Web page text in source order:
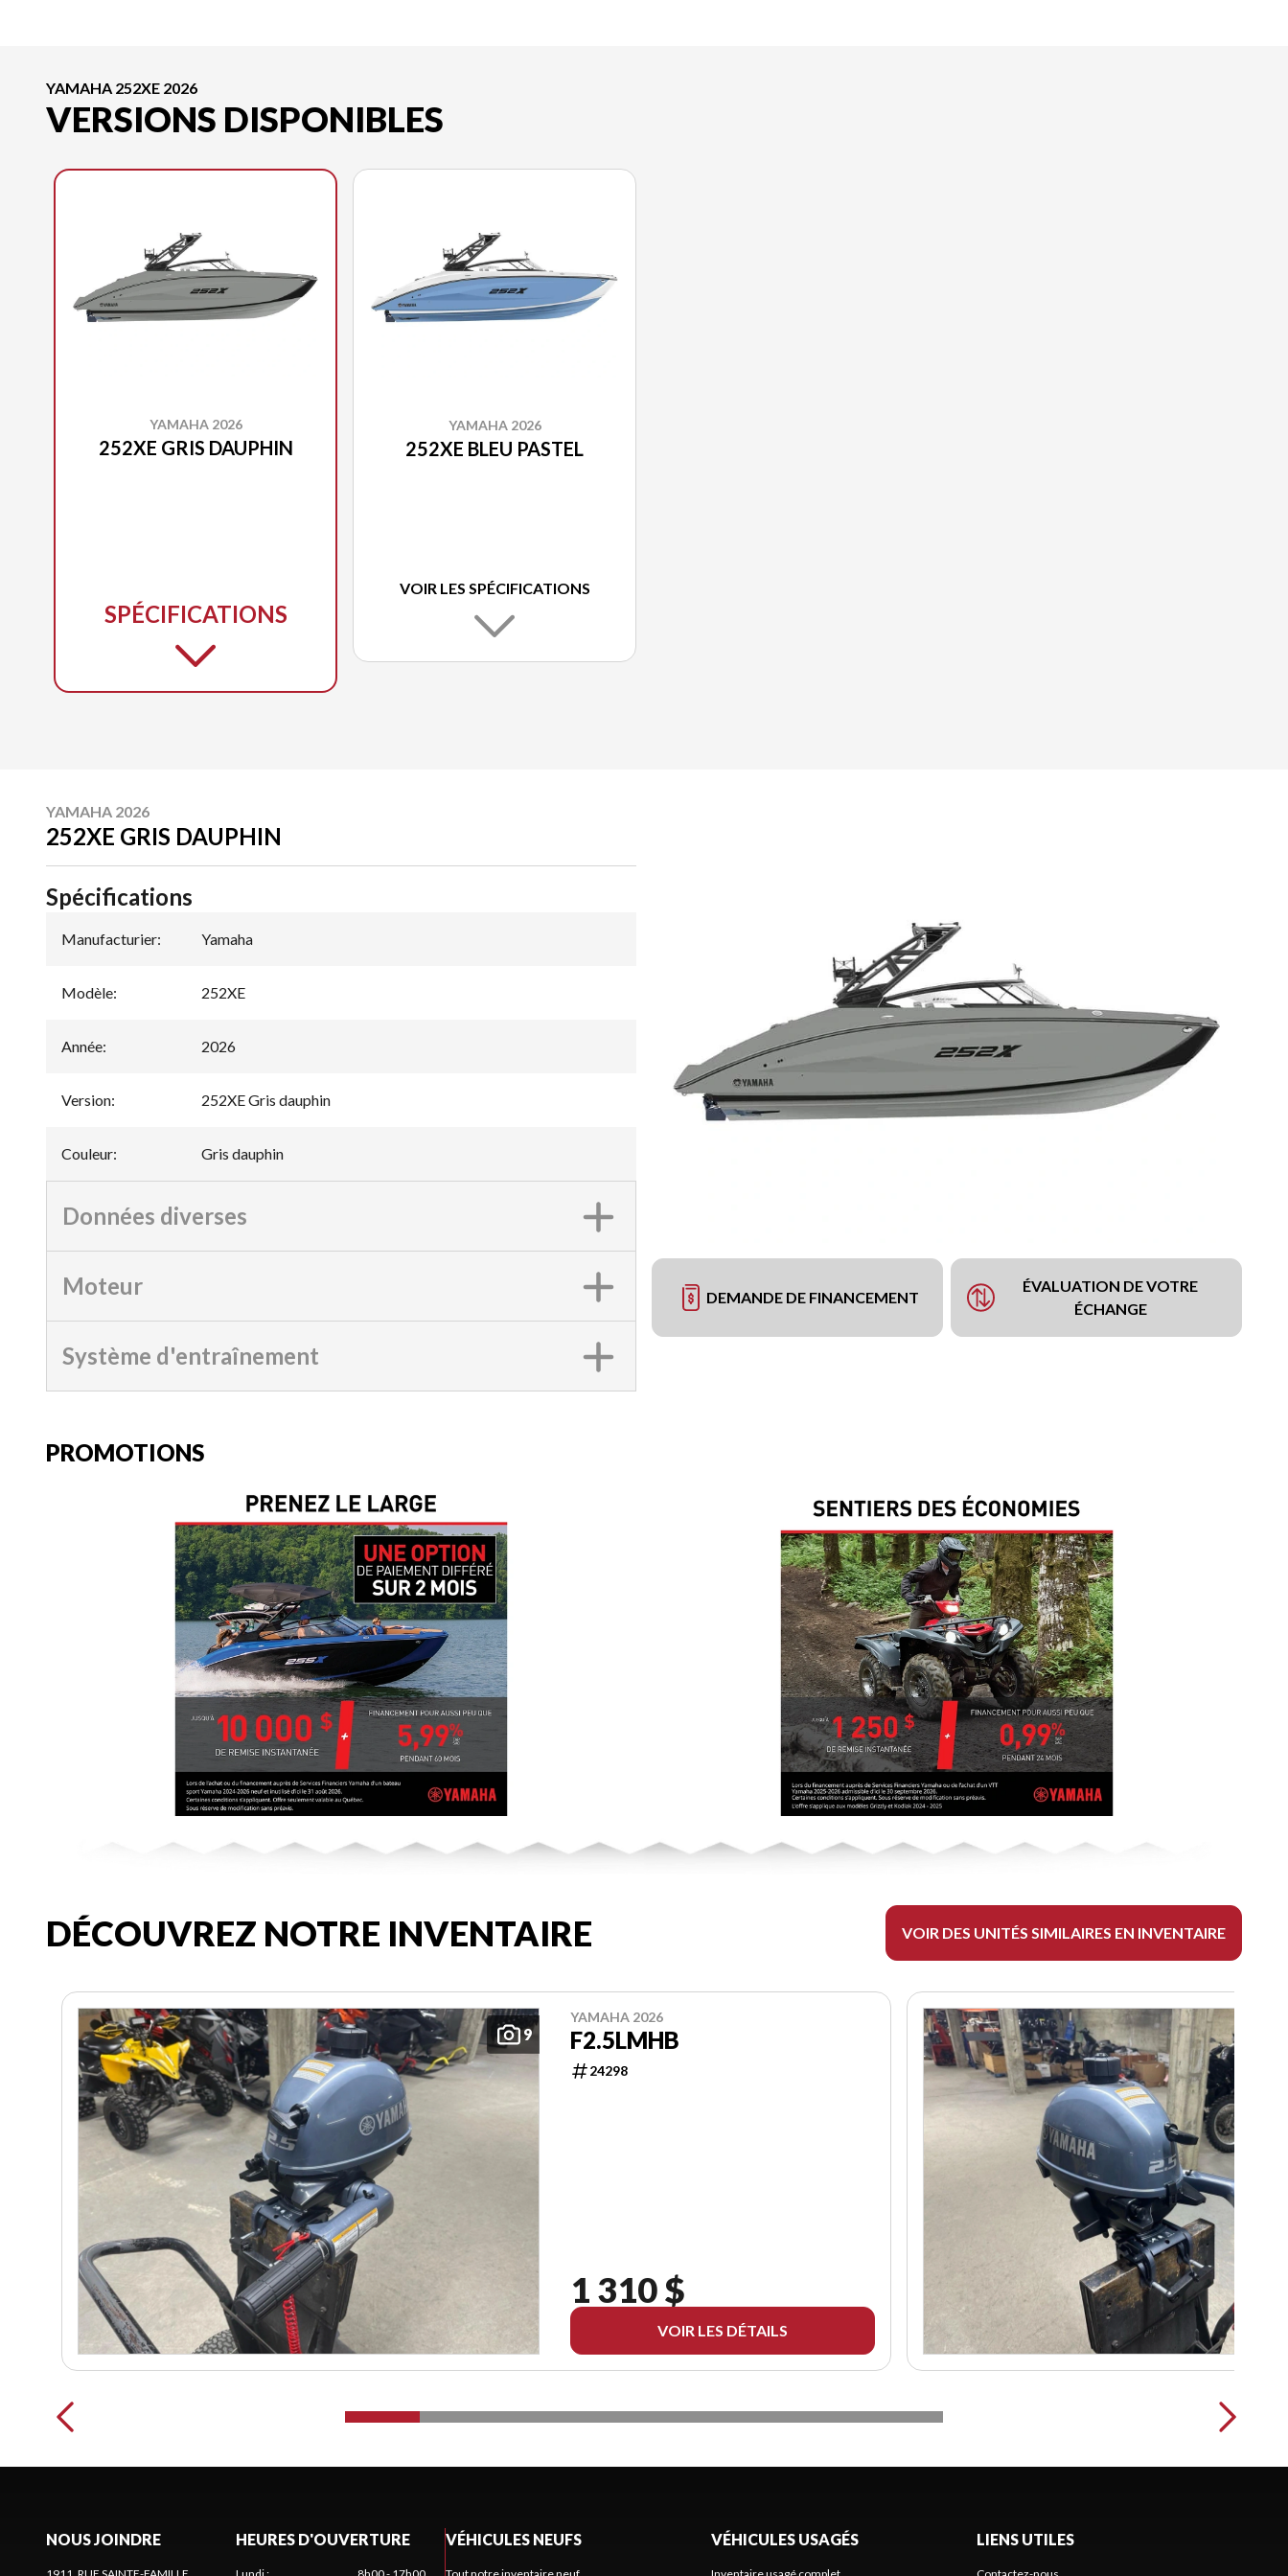
YAMAHA 252XE 2026
VERSIONS DISPONIBLES
YAMAHA 2026
252XE GRIS DAUPHIN
SPÉCIFICATIONS
YAMAHA 2026
252XE BLEU PASTEL
VOIR LES SPÉCIFICATIONS
YAMAHA 2026
252XE GRIS DAUPHIN
DEMANDE DE FINANCEMENT
ÉVALUATION DE VOTRE
ÉCHANGE
Spécifications
Manufacturier: Yamaha
Modèle: 252XE
Année: 2026
Version: 252XE Gris dauphin
Couleur: Gris dauphin
Données diverses
Moteur
Système d'entraînement
PROMOTIONS
DÉCOUVREZ NOTRE INVENTAIRE VOIR DES UNITÉS SIMILAIRES EN INVENTAIRE
9
YAMAHA 2026
F2.5LMHB
24298
1 310 $
VOIR LES DÉTAILS
NOUS JOINDRE HEURES D'OUVERTURE VÉHICULES NEUFS VÉHICULES USAGÉS LIENS UTILES